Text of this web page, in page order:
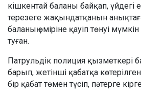
кішкентай баланы байқап, үйдегі
терезеге жақындатқанын
баланың өміріне қауіп төнуі
туған.
Патрульдік полиция қызметкері
барып, жетінші қабатқа
бір қабат төмен түсіп, пәтерге